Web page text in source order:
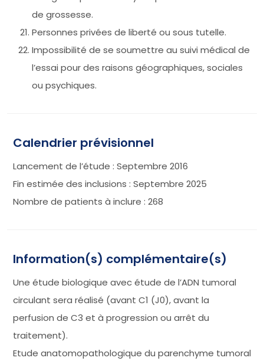
de grossesse.
Personnes privées de liberté ou sous tutelle.
Impossibilité de se soumettre au suivi médical de
l’essai pour des raisons géographiques, sociales
ou psychiques.
Calendrier prévisionnel
Lancement de l’étude : Septembre 2016
Fin estimée des inclusions : Septembre 2025
Nombre de patients à inclure : 268
Information(s) complémentaire(s)
Une étude biologique avec étude de l’ADN tumoral
circulant sera réalisé (avant C1 (J0), avant la
perfusion de C3 et à progression ou arrêt du
traitement).
Etude anatomopathologique du parenchyme tumoral